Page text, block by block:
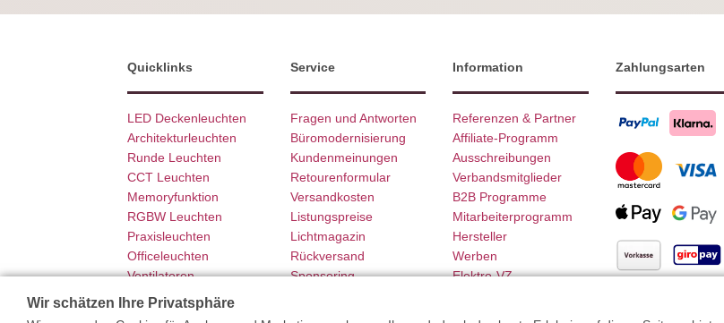
Quicklinks
LED Deckenleuchten
Architekturleuchten
Runde Leuchten
CCT Leuchten
Memoryfunktion
RGBW Leuchten
Praxisleuchten
Officeleuchten
Ventilatoren
SCHÖNER WOHNEN
Service
Fragen und Antworten
Büromodernisierung
Kundenmeinungen
Retourenformular
Versandkosten
Listungspreise
Lichtmagazin
Rückversand
Sponsoring
Information
Referenzen & Partner
Affiliate-Programm
Ausschreibungen
Verbandsmitglieder
B2B Programme
Mitarbeiterprogramm
Hersteller
Werben
Elektro-VZ
Zahlungsarten
Wir schätzen Ihre Privatsphäre